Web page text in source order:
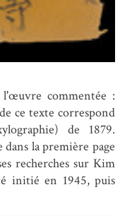
commentée :
ce texte correspond
de 1879.
la première page
recherches sur Kim
initié en 1945, puis